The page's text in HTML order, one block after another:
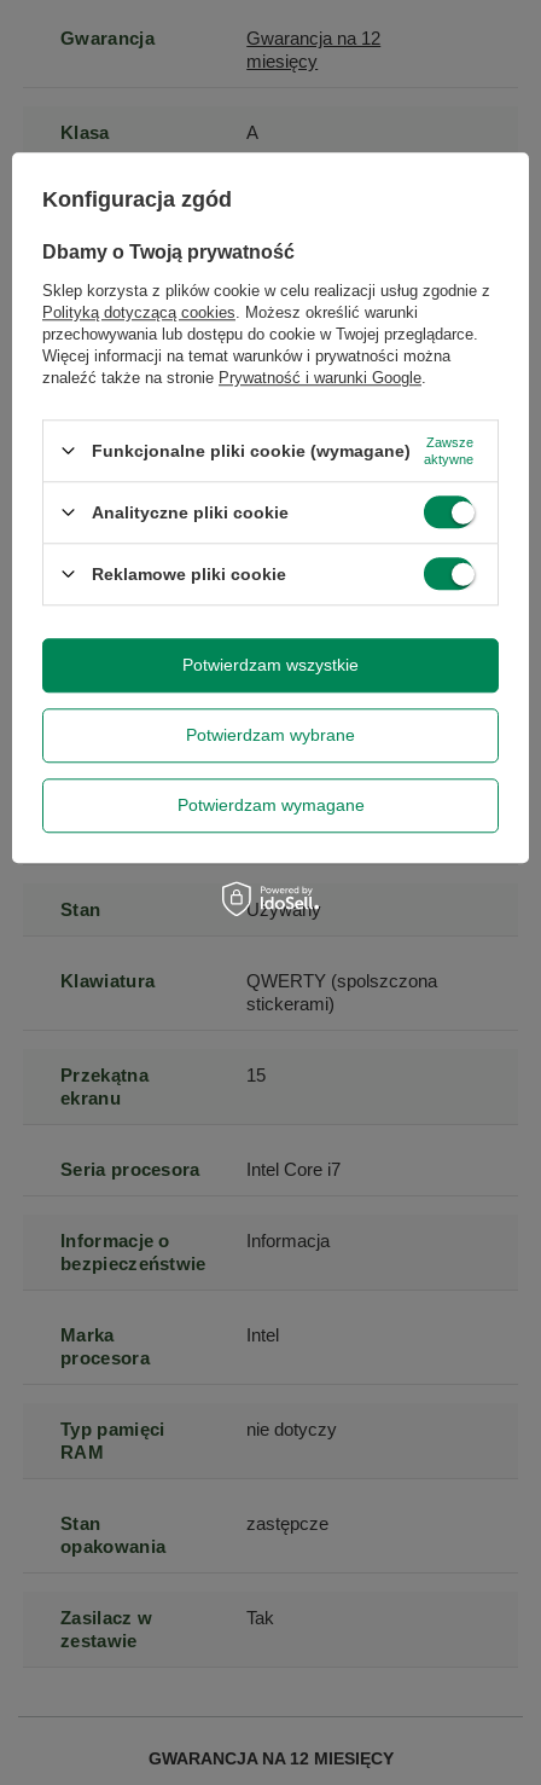
Gwarancja
Gwarancja na 12
miesięcy
Klasa A
Szerokość
Wysokość
produktu
5
produktu
20
Długość towaru 20
towaru w
centymetrach Więcej
towaru w
20 Więcej
centymetrach Więcej
Stan Używany
Klawiatura
QWERTY (spolszczona
stickerami)
Przekątna
ekranu
15
Seria procesora Intel Core i7
Informacje o
bezpieczeństwie
Informacja
Marka
procesora
Intel
Typ pamięci
RAM
nie dotyczy
Stan
opakowania
zastępcze
Zasilacz w
zestawie
Tak
GWARANCJA NA 12 MIESIĘCY
Dołącz do newslettera Green
Computers
Zgarnij jako pierwszy informacje o zniżkach i
rabatach w naszym sklepie!
...lub zadzwoń od razu, aby odebrać
przy zamówieniu telefonicznym
50 zł rabatu!
Rabat 50 zł przy zamówieniach powyżej 300 zł. Oferta
jednorazowa, nie łączy się z innymi promocjami i nie
obejmuje zamówień hurtowych.
Zapisz się
Konfiguracja zgód
Dbamy o Twoją prywatność
Sklep korzysta z plików cookie w celu realizacji usług zgodnie z
Polityką dotyczącą cookies . Możesz określić warunki
przechowywania lub dostępu do cookie w Twojej przeglądarce.
Więcej informacji na temat warunków i prywatności można
znaleźć także na stronie Prywatność i warunki Google
Funkcjonalne pliki cookie (wymagane)
Zawsze
aktywne
Analityczne pliki cookie
Reklamowe pliki cookie
Potwierdzam wybrane
Potwierdzam wymagane
Potwierdzam wszystkie